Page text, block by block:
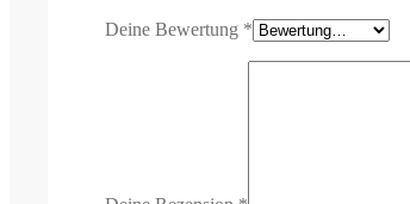
Deine Bewertung *